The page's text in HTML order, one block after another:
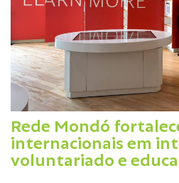
Rede Mondó
internacionais em
voluntariado e